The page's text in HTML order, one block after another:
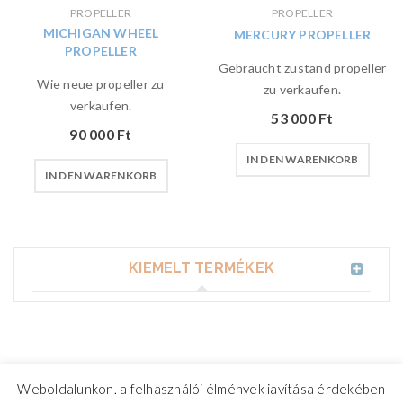
PROPELLER
MICHIGAN WHEEL
PROPELLER
Wie neue propeller zu
verkaufen.
90 000 Ft
IN DEN WARENKORB
PROPELLER
MERCURY PROPELLER
Gebraucht zustand propeller
zu verkaufen.
53 000 Ft
IN DEN WARENKORB
KIEMELT TERMÉKEK
Weboldalunkon, a felhasználói élmények javítása érdekében